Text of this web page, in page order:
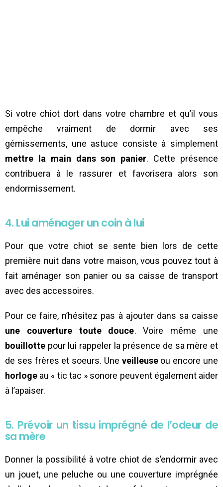
Si votre chiot dort dans votre chambre et qu’il vous
empêche vraiment de dormir avec ses
gémissements, une astuce consiste à simplement
mettre la main dans son panier. Cette présence
contribuera à le rassurer et favorisera alors son
endormissement.
4. Lui aménager un coin à lui
Pour que votre chiot se sente bien lors de cette
première nuit dans votre maison, vous pouvez tout à
fait aménager son panier ou sa caisse de transport
avec des accessoires.
Pour ce faire, n’hésitez pas à ajouter dans sa caisse
une couverture toute douce. Voire même une
bouillotte pour lui rappeler la présence de sa mère et
de ses frères et soeurs. Une veilleuseou encore une
horloge au « tic tac » sonore peuvent également aider
à l’apaiser.
5. Prévoir un tissu imprégné de l’odeur de
sa mère
Donner la possibilité à votre chiot de s’endormir avec
un jouet, une peluche ou une couverture imprégnée